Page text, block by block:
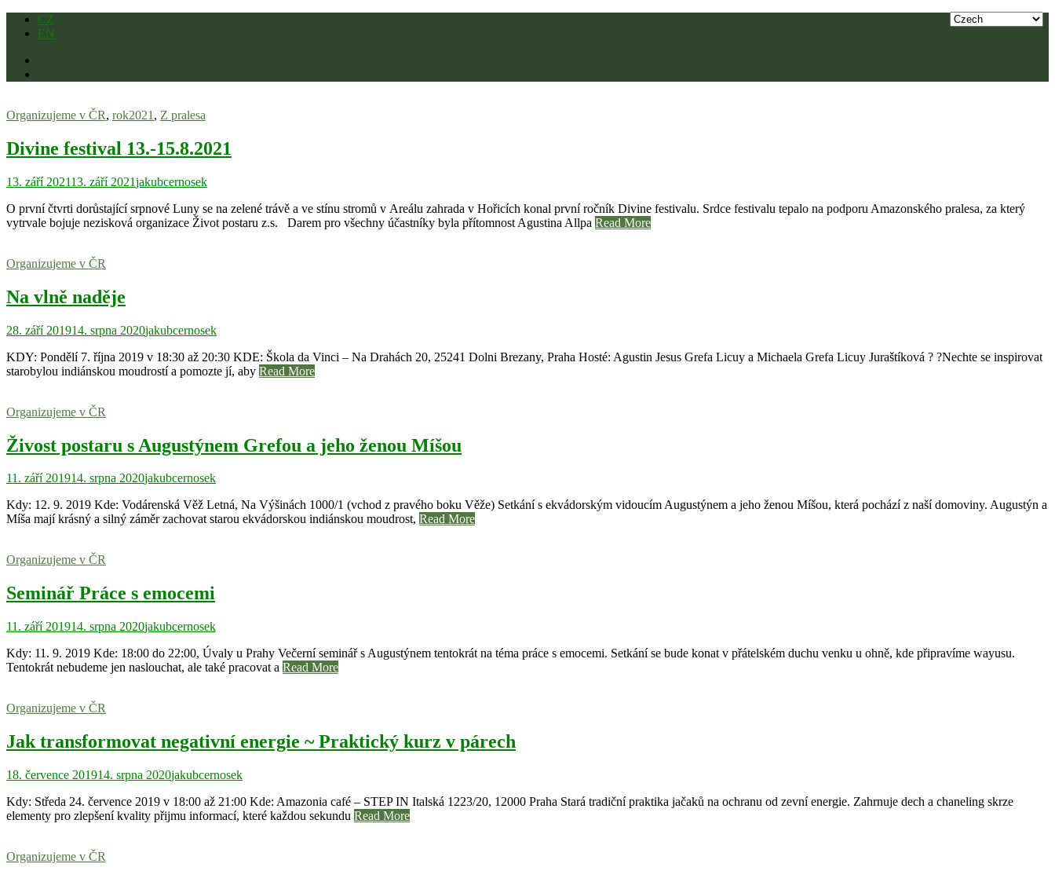
Skip
CZ
EN
Organizujeme v ČR, rok2021 , Z pralesa
Divine festival 13.-15.8.2021
13. září 202113. září 2021jakubcernosek
O první čtvrti dorůstající srpnové Luny se na zelené trávě a ve stínu stromů v Areálu zahrada v Hořicích konal první ročník Divine festivalu. Srdce festivalu tepalo na podporu Amazonského pralesa, za který
vytrvale bojuje nezisková organizace Život postaru z.s. Darem pro všechny účastníky byla přítomnost Agustina Allpa Read More
Organizujeme v ČR
Na vlně naděje
28. září 201914. srpna 2020jakubcernosek
KDY: Pondělí 7. října 2019 v 18:30 až 20:30 KDE: Škola da Vinci – Na Drahách 20, 25241 Dolni Brezany, Praha Hosté: Agustin Jesus Grefa Licuy a Michaela Grefa Licuy Juraštíková ? ?Nechte se inspirovat
starobylou indiánskou moudrostí a pomozte jí, aby Read More
Organizujeme v ČR
Živost postaru s Augustýnem Grefou a jeho ženou Míšou
11. září 201914. srpna 2020jakubcernosek
Kdy: 12. 9. 2019 Kde: Vodárenská Věž Letná, Na Výšinách 1000/1 (vchod z pravého boku Věže) Setkání s ekvádorským vidoucím Augustýnem a jeho ženou Míšou, která pochází z naší domoviny. Augustýn a
Míša mají krásný a silný záměr zachovat starou ekvádorskou indiánskou moudrost, Read More
Organizujeme v ČR
Seminář Práce s emocemi
11. září 201914. srpna 2020jakubcernosek
Kdy: 11. 9. 2019 Kde: 18:00 do 22:00, Úvaly u Prahy Večerní seminář s Augustýnem tentokrát na téma práce s emocemi. Setkání se bude konat v přátelském duchu venku u ohně, kde připravíme wayusu.
Tentokrát nebudeme jen naslouchat, ale také pracovat a Read More
Organizujeme v ČR
Jak transformovat negativní energie ~ Praktický kurz v párech
18. července 201914. srpna 2020jakubcernosek
Kdy: Středa 24. července 2019 v 18:00 až 21:00 Kde: Amazonia café – STEP IN Italská 1223/20, 12000 Praha Stará tradiční praktika jačaků na ochranu od zevní energie. Zahrnuje dech a chaneling skrze
elementy pro zlepšení kvality přijmu informací, které každou sekundu Read More
Organizujeme v ČR